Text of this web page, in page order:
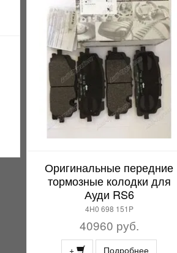
Оригинальные передние
тормозные колодки для
Ауди RS6
4H0 698 151P
40960 руб.
+ Подробнее